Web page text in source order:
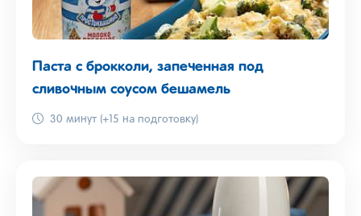
Паста с брокколи, запеченная под
сливочным соусом бешамель
30 минут (+15 на подготовку)